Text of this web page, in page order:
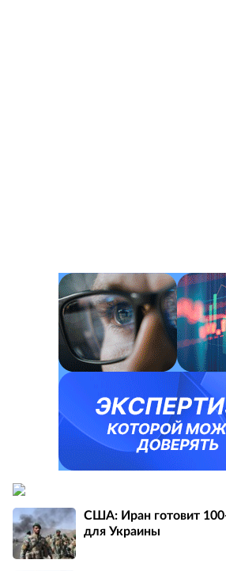
США: Иран готовит
для Украины